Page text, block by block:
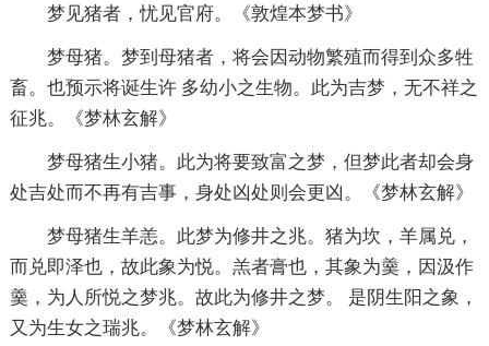
梦见猪者，忧见官府。《敦煌本梦书》
梦母猪。梦到母猪者，将会因动物繁殖而得到众多牲
畜。也预示将诞生许 多幼小之生物。此为吉梦，无不祥之
征兆。《梦林玄解》
梦母猪生小猪。此为将要致富之梦，但梦此者却会身
处吉处而不再有吉事，身处凶处则会更凶。《梦林玄解》
梦母猪生羊恙。此梦为修井之兆。猪为坎，羊属兑，
而兑即泽也，故此象为悦。羔者膏也，其象为羹，因汲作
羹，为人所悦之梦兆。故此为修井之梦。 是阴生阳之象，
又为生女之瑞兆。《梦林玄解》